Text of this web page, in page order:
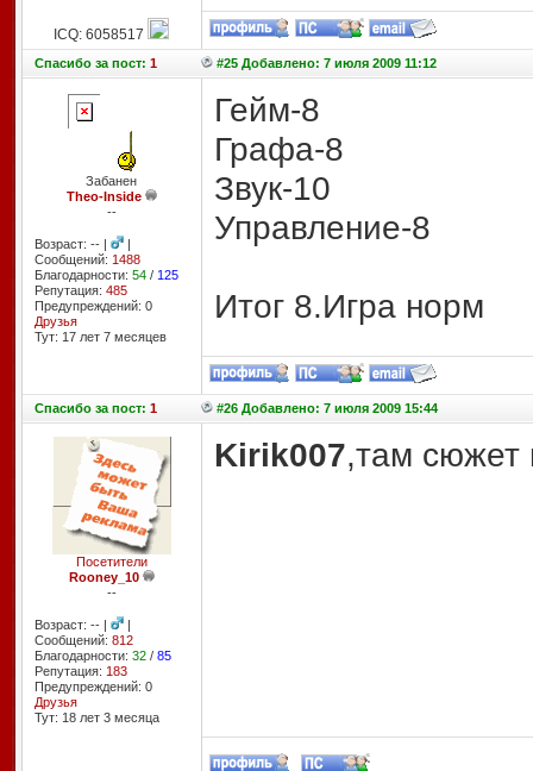
ICQ: 6058517
Спасибоза пост: 1 #25 Добавлено: 7 июля 2009 11:12
Забанен
Theo-Inside
--
Возраст: -- |
|
Сообщений: 1488
Благодарности: 54/ 125
Репутация: 485
Предупреждений: 0
Друзья
Тут: 17 лет 7 месяцев
Гейм-8
Графа-8
Звук-10
Управление-8
Итог 8.Игра норм
Спасибоза пост: 1 #26 Добавлено: 7 июля 2009 15:44
Посетители
Rooney_10
--
Возраст: -- |
|
Сообщений: 812
Благодарности: 32/ 85
Репутация: 183
Предупреждений: 0
Друзья
Тут: 18 лет 3 месяцa
Kirik007,там сюжет